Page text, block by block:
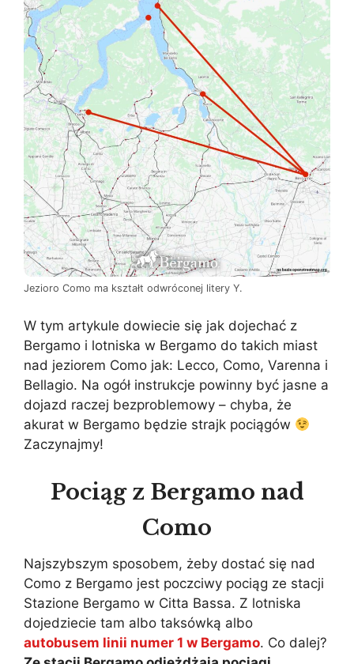
Jezioro Como ma kształt odwróconej litery Y.
W tym artykule dowiecie się jak dojechać z
Bergamo i lotniska w Bergamo do takich miast
nad jeziorem Como jak: Lecco, Como, Varenna i
Bellagio. Na ogół instrukcje powinny być jasne a
dojazd raczej bezproblemowy – chyba, że
akurat w Bergamo będzie strajk pociągów
Zaczynajmy!
Pociąg z Bergamo nad
Como
Najszybszym sposobem, żeby dostać się nad
Como z Bergamo jest poczciwy pociąg ze stacji
Stazione Bergamo w Citta Bassa. Z lotniska
dojedziecie tam albo taksówką albo
autobusem linii numer 1 w Bergamo. Co dalej?